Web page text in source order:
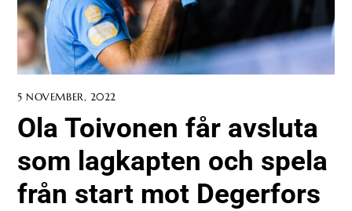
5 NOVEMBER, 2022
Ola Toivonen får avsluta
som lagkapten och spela
från start mot Degerfors